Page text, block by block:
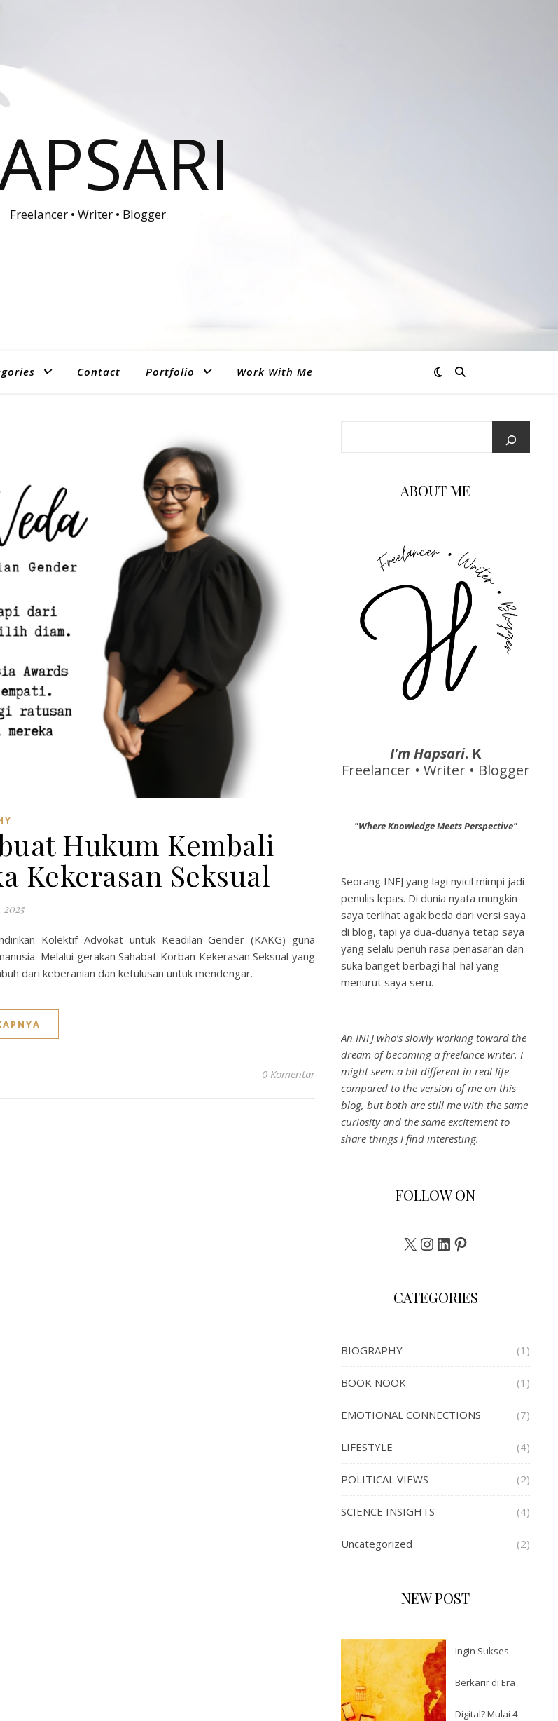
Freelancer • Writer • Blogger
Contact Portfolio Work With Me
Hukum Kembali
Kekerasan Seksual
Kolektif Advokat untuk Keadilan Gender (KAKG) guna
Melalui gerakan Sahabat Korban Kekerasan Seksual yang
dari keberanian dan ketulusan untuk mendengar.
0 Komentar
ABOUT ME
I'm Hapsari. K
Freelancer • Writer • Blogger
"Where Knowledge Meets Perspective"
Seorang INFJ yang lagi nyicil mimpi jadi
penulis lepas. Di dunia nyata mungkin
saya terlihat agak beda dari versi saya
di blog, tapi ya dua-duanya tetap saya
yang selalu penuh rasa penasaran dan
suka banget berbagi hal-hal yang
menurut saya seru.
An INFJ who’s slowly working toward the
dream of becoming a freelance writer. I
might seem a bit different in real life
compared to the version of me on this
blog, but both are still me with the same
curiosity and the same excitement to
share things I find interesting.
FOLLOW ON
X Instagram
LinkedInPinterest
CATEGORIES
BIOGRAPHY (1)
BOOK NOOK (1)
EMOTIONAL CONNECTIONS (7)
LIFESTYLE (4)
POLITICAL VIEWS (2)
SCIENCE INSIGHTS (4)
Uncategorized (2)
NEW POST
Ingin Sukses
Berkarir di Era
Digital? Mulai 4